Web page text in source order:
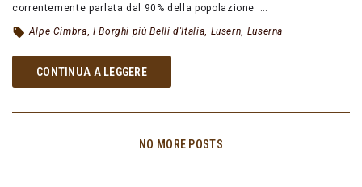
correntemente parlata dal 90% della popolazione …
Alpe Cimbra, I Borghi più Belli d'Italia, Lusern, Luserna
CONTINUA A LEGGERE
NO MORE POSTS